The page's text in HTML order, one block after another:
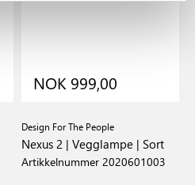
NOK 999,00
Design For The People
Nexus 2 | Vegglampe | Sort
Artikkelnummer 2020601003